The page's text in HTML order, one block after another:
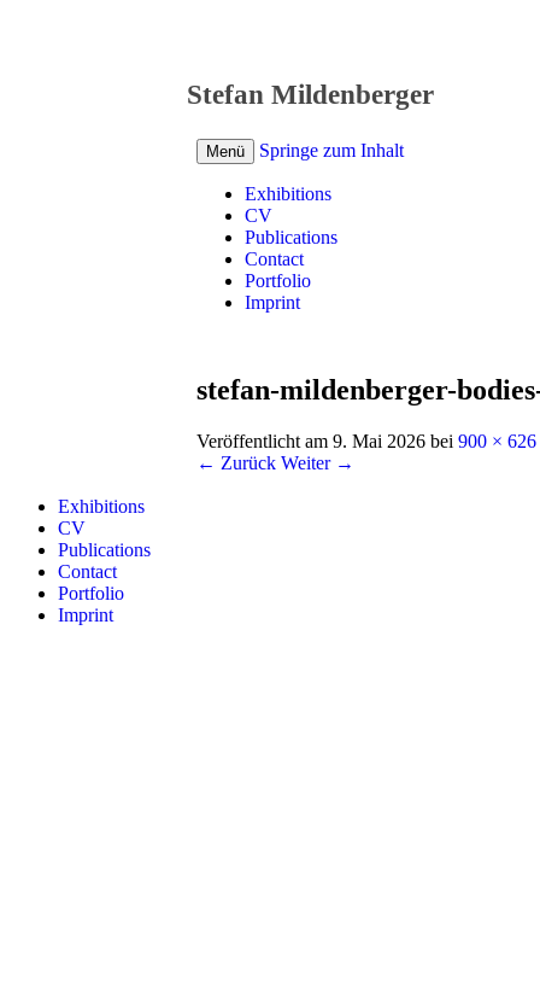
Stefan Mildenberger
Menü Springe zum Inhalt
Exhibitions
CV
Publications
Contact
Portfolio
Imprint
stefan-mildenberger-
Veröffentlicht am 9. Mai 2026 bei 900 × 626
← Zurück Weiter →
Exhibitions
CV
Publications
Contact
Portfolio
Imprint